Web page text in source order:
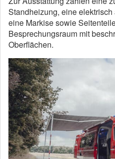
Standheizung, eine
eine Markise sowie
Besprechungsraum mit
Oberflächen.